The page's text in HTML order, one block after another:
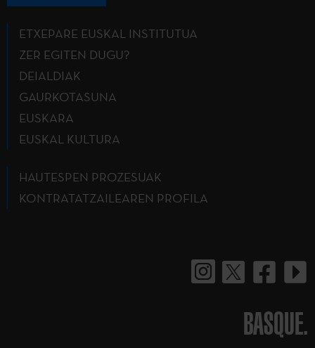
ETXEPARE EUSKAL INSTITUTUA
ZER EGITEN DUGU?
DEIALDIAK
GAURKOTASUNA
EUSKARA
EUSKAL KULTURA
HAUTESPEN PROZESUAK
KONTRATATZAILEAREN PROFILA
BASQUE.